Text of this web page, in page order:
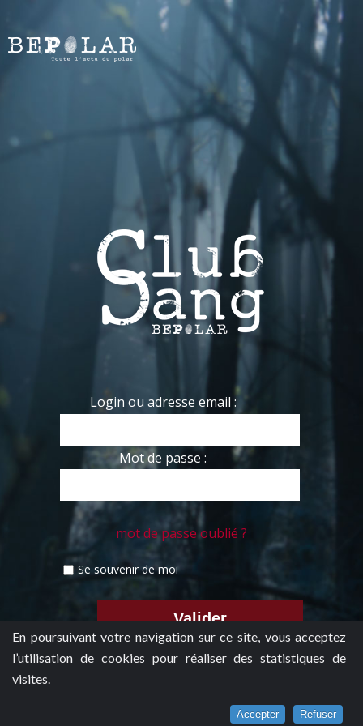
En poursuivant votre navigation sur ce site, vous acceptez
l’utilisation de cookies pour réaliser des statistiques de
visites.
Accepter Refuser
Login ou adresse email :
Mot de passe :
mot de passe oublié ?
Se souvenir de moi